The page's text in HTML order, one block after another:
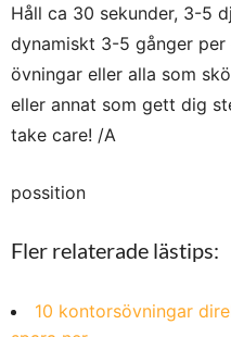
Håll ca 30 sekunder, 3-5
dynamiskt 3-5 gånger
övningar eller alla som
eller annat som gett dig
take care! /A
possition
Fler relaterade lästips:
10 kontorsövningar